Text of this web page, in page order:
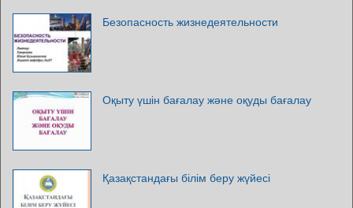
Безопасность жизнедеятельности
Оқыту үшін бағалау және оқуды бағалау
Қазақстандағы білім беру жүйесі